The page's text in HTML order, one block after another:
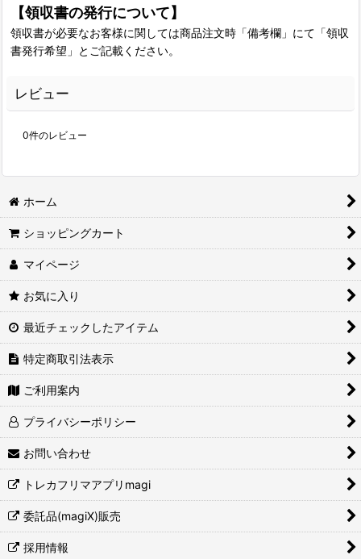
【領収書の発行について】
領収書が必要なお客様に関しては商品注文時「備考欄」にて「領収
書発行希望」とご記載ください。
レビュー
0件のレビュー
ホーム
ショッピングカート
マイページ
お気に入り
最近チェックしたアイテム
特定商取引法表示
ご利用案内
プライバシーポリシー
お問い合わせ
トレカフリマアプリmagi
委託品(magiX)販売
採用情報